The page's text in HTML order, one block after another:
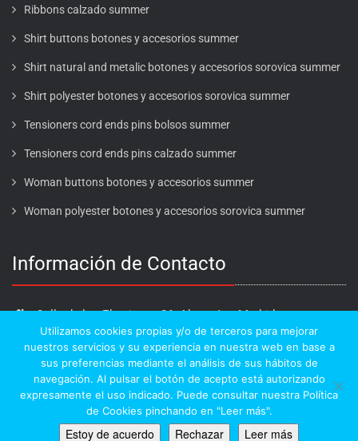
Ribbons calzado summer
Shirt buttons botones y accesorios summer
Shirt natural and metalic botones y accesorios sorovica summer
Shirt polyester botones y accesorios sorovica summer
Tensioners cord ends pins bolsos summer
Tensioners cord ends pins calzado summer
Woman buttons botones y accesorios summer
Woman polyester botones y accesorios sorovica summer
Información de Contacto
Calle de los Ebanistas, 26. Alcorcón - Madrid
916 411 412
info@cabosagroup.com
Cabosa Group Copyright © 2018.
Utilizamos cookies propias y/o de terceros para mejorar
nuestros servicios y su experiencia en nuestra web en base a
sus preferencias mediante el análisis de sus hábitos de
navegación. Al pulsar el botón de acepto está autorizando
expresamente el uso indicado. Puede consultar nuestra Política
de Cookies pinchando en "Leer más".
Estoy de acuerdo Rechazar Leer más